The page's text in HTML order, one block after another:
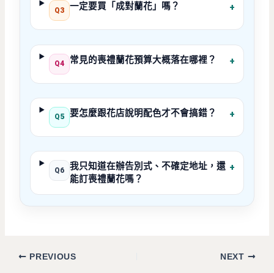
Q3 一定要買「成對蘭花」嗎？ +
Q4 常見的喪禮蘭花預算大概落在哪裡？ +
Q5 要怎麼跟花店說明配色才不會搞錯？ +
Q6
我只知道在辦告別式、不確定地址，還
能訂喪禮蘭花嗎？
+
PREVIOUS NEXT